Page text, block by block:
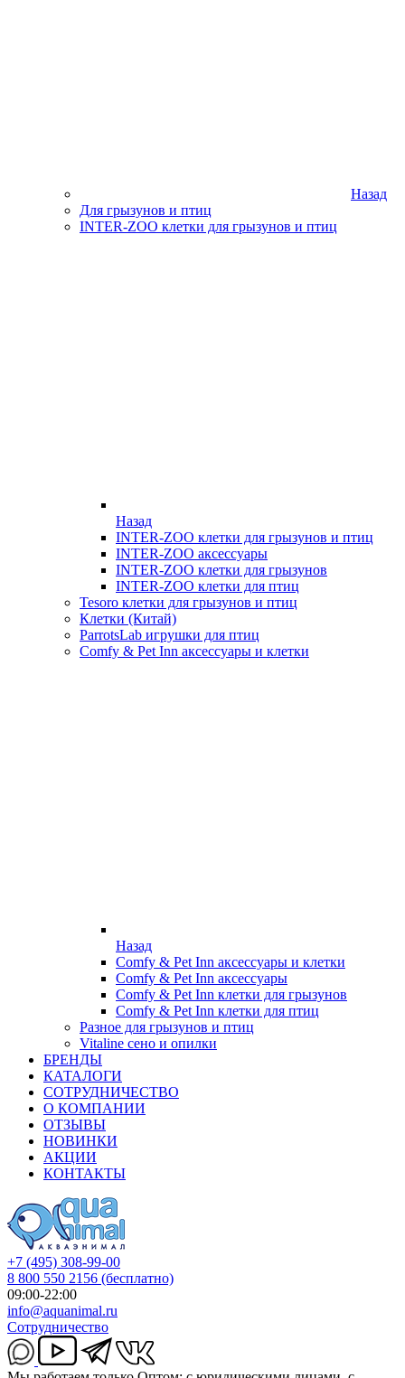
Назад
Для грызунов и птиц
INTER-ZOO клетки для грызунов и птиц
Назад
INTER-ZOO клетки для грызунов и птиц
INTER-ZOO аксессуары
INTER-ZOO клетки для грызунов
INTER-ZOO клетки для птиц
Tesoro клетки для грызунов и птиц
Клетки (Китай)
ParrotsLab игрушки для птиц
Comfy & Pet Inn аксессуары и клетки
Назад
Comfy & Pet Inn аксессуары и клетки
Comfy & Pet Inn аксессуары
Comfy & Pet Inn клетки для грызунов
Comfy & Pet Inn клетки для птиц
Разное для грызунов и птиц
Vitaline сено и опилки
БРЕНДЫ
КАТАЛОГИ
СОТРУДНИЧЕСТВО
О КОМПАНИИ
ОТЗЫВЫ
НОВИНКИ
АКЦИИ
КОНТАКТЫ
+7 (495) 308-99-00
8 800 550 2156 (бесплатно)
09:00-22:00
info@aquanimal.ru
Сотрудничество